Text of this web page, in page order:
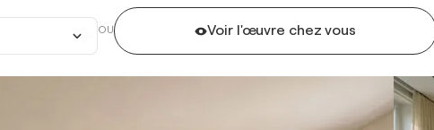
OU Voir l'œuvre chez vous